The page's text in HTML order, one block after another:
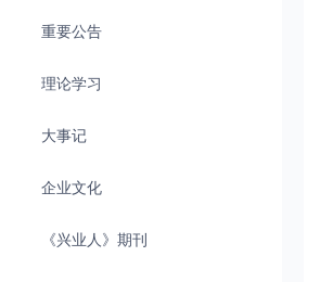
重要公告
理论学习
大事记
企业文化
《兴业人》期刊